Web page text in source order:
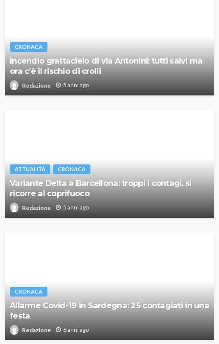
CRONACA
Incendio grattacielo di via Antonini: tutti salvi ma
ora c’è il rischio di crolli
Redazione 5 anni ago
ATTUALITÀ CRONACA
Variante Delta a Barcellona: troppi i contagi, si
ricorre al coprifuoco
Redazione 5 anni ago
CRONACA
Allarme Covid-19 in Sardegna: 25 contagiati in una
festa
Redazione 6 anni ago